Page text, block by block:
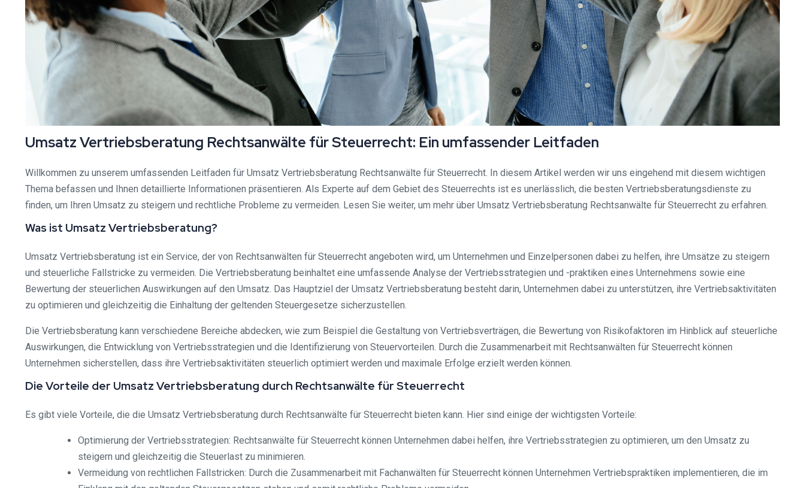
Umsatz Vertriebsberatung Rechtsanwälte für Steuerrecht: Ein umfassender Leitfaden
Willkommen zu unserem umfassenden Leitfaden für Umsatz Vertriebsberatung Rechtsanwälte für Steuerrecht. In diesem Artikel werden wir uns eingehend mit diesem wichtigen
Thema befassen und Ihnen detaillierte Informationen präsentieren. Als Experte auf dem Gebiet des Steuerrechts ist es unerlässlich, die besten Vertriebsberatungsdienste zu
finden, um Ihren Umsatz zu steigern und rechtliche Probleme zu vermeiden. Lesen Sie weiter, um mehr über Umsatz Vertriebsberatung Rechtsanwälte für Steuerrecht zu erfahren.
Was ist Umsatz Vertriebsberatung?
Umsatz Vertriebsberatung ist ein Service, der von Rechtsanwälten für Steuerrecht angeboten wird, um Unternehmen und Einzelpersonen dabei zu helfen, ihre Umsätze zu steigern
und steuerliche Fallstricke zu vermeiden. Die Vertriebsberatung beinhaltet eine umfassende Analyse der Vertriebsstrategien und -praktiken eines Unternehmens sowie eine
Bewertung der steuerlichen Auswirkungen auf den Umsatz. Das Hauptziel der Umsatz Vertriebsberatung besteht darin, Unternehmen dabei zu unterstützen, ihre Vertriebsaktivitäten
zu optimieren und gleichzeitig die Einhaltung der geltenden Steuergesetze sicherzustellen.
Die Vertriebsberatung kann verschiedene Bereiche abdecken, wie zum Beispiel die Gestaltung von Vertriebsverträgen, die Bewertung von Risikofaktoren im Hinblick auf steuerliche
Auswirkungen, die Entwicklung von Vertriebsstrategien und die Identifizierung von Steuervorteilen. Durch die Zusammenarbeit mit Rechtsanwälten für Steuerrecht können
Unternehmen sicherstellen, dass ihre Vertriebsaktivitäten steuerlich optimiert werden und maximale Erfolge erzielt werden können.
Die Vorteile der Umsatz Vertriebsberatung durch Rechtsanwälte für Steuerrecht
Es gibt viele Vorteile, die die Umsatz Vertriebsberatung durch Rechtsanwälte für Steuerrecht bieten kann. Hier sind einige der wichtigsten Vorteile:
Optimierung der Vertriebsstrategien: Rechtsanwälte für Steuerrecht können Unternehmen dabei helfen, ihre Vertriebsstrategien zu optimieren, um den Umsatz zu
steigern und gleichzeitig die Steuerlast zu minimieren.
Vermeidung von rechtlichen Fallstricken: Durch die Zusammenarbeit mit Fachanwälten für Steuerrecht können Unternehmen Vertriebspraktiken implementieren, die im